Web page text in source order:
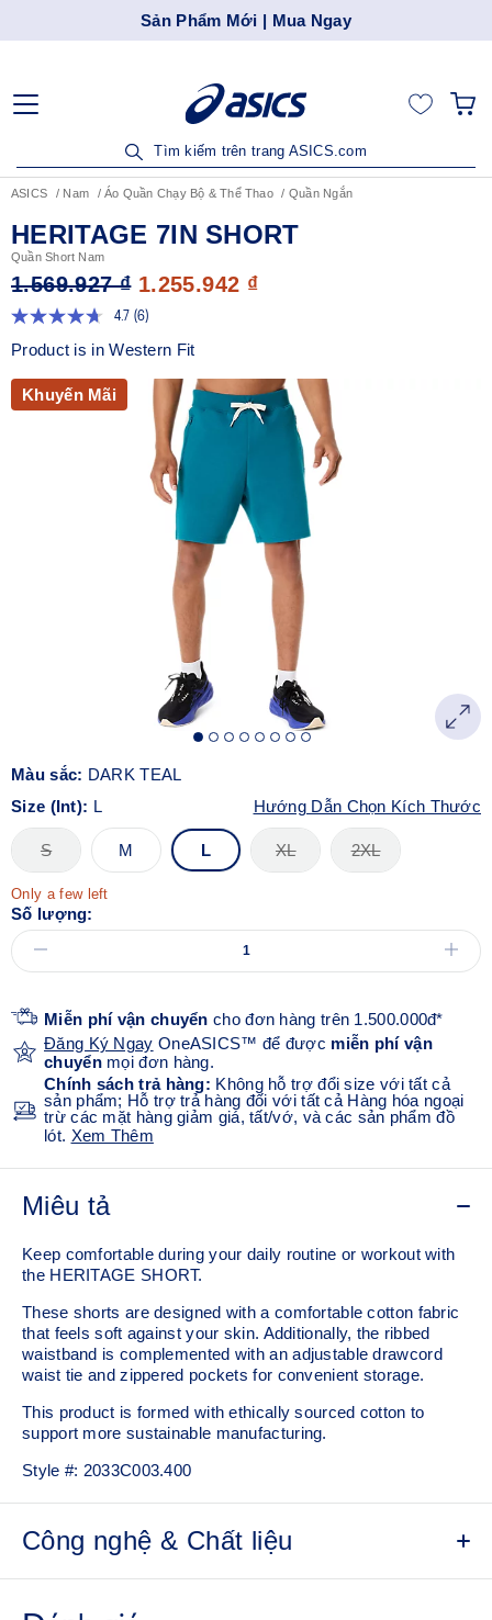
Khám Phá Ứng Dụng ASICS SEA | Tải
Tìm kiếm trên trang ASICS.com
ASICS Nam Áo Quần Chạy Bộ & Thể Thao Quần Ngắn
HERITAGE 7IN SHORT
Quần Short Nam
1.569.927 ₫ 1.255.942 ₫
4.7 Đọc
6
đánh
giá.
Liên
kết
trang
tương
tự.
(6)
Product is in Western Fit
Khuyến Mãi
Màu sắc: DARK TEAL
Size (Int): L Hướng Dẫn Chọn Kích Thước
S M L XL 2XL
Only a few left
Số lượng:
Miễn phí vận chuyển cho đơn hàng trên 1.500.000đ*
Đăng Ký Ngay OneASICS™ để được miễn phí vận
chuyểnmọi đơn hàng.
Chính sách trả hàng: Không hỗ trợ đổi size với tất cả
sản phẩm; Hỗ trợ trả hàng đối với tất cả Hàng hóa ngoại
trừ các mặt hàng giảm giá, tất/vớ, và các sản phẩm đồ
lót. Xem Thêm
Miêu tả
Keep comfortable during your daily routine or workout with
the HERITAGE SHORT.
These shorts are designed with a comfortable cotton fabric
that feels soft against your skin. Additionally, the ribbed
waistband is complemented with an adjustable drawcord
waist tie and zippered pockets for convenient storage.
This product is formed with ethically sourced cotton to
support more sustainable manufacturing.
Style #: 2033C003.400
Công nghệ & Chất liệu
against your skin.